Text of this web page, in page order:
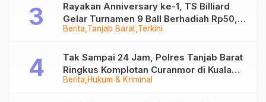
Berita Tanjab Barat Terkini
Rayakan Anniversary ke-1, TS Billiard
Gelar Turnamen 9 Ball Berhadiah Rp50,8
Juta
Berita Hukum & Kriminal
Tak Sampai 24 Jam, Polres Tanjab Barat
Ringkus Komplotan Curanmor di Kuala
Tungkal